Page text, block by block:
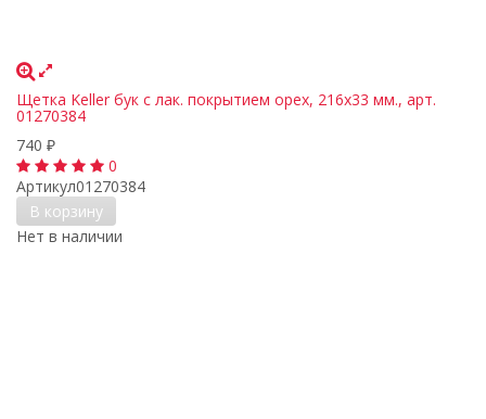
Щетка Keller бук с лак. покрытием орех, 216х33 мм., арт.
01270384
740 ₽
0
Артикул01270384
В корзину
Нет в наличии